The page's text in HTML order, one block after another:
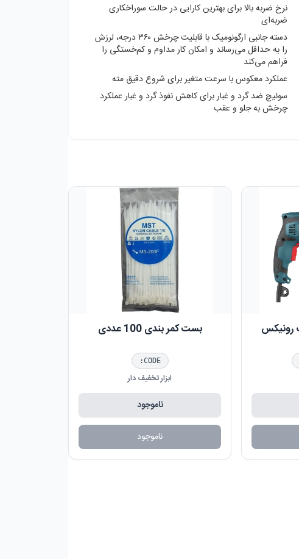
نرخ ضربه بالا برای بهترین کارایی در حالت سوراخکاری
ضربه‌ای
دسته جانبی ارگونومیک با قابلیت چرخش ۳۶۰ درجه، لرزش
را به حداقل می‌رساند و امکان کار مداوم و کم‌خستگی را
فراهم می‌کند
عملکرد معکوس با سرعت متغیر برای شروع دقیق مته
سوئیچ ضد گرد و غبار برای کاهش نفوذ گرد و غبار عملکرد
چرخش به جلو و عقب
دريل چکشی 650 وات رونيکس بست کمر بندی 100 عددی
CODE:
ابزار تخفیف دار
ناموجود
ناموجود